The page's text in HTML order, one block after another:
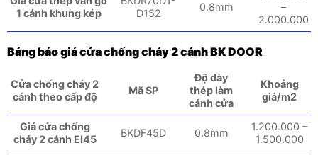
1 cánh khung kép
D152
0.8mm
–
2.000.000
Bảng báo giá cửa chống cháy 2 cánh BK DOOR
Cửa chống cháy 2
cánh theo cấp độ
Mã SP
Độ dày
thép làm
cánh cửa
Khoảng
giá/m2
Giá cửa chống
cháy 2 cánh EI45
BKDF45D 0.8mm
1.200.000 –
1.500.000